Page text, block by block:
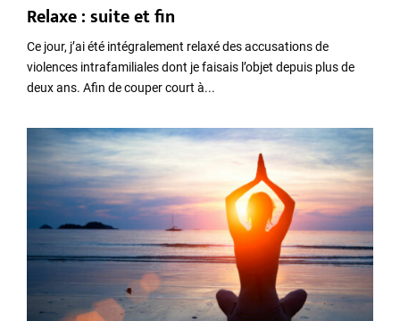
Relaxe : suite et fin
Ce jour, j’ai été intégralement relaxé des accusations de
violences intrafamiliales dont je faisais l’objet depuis plus de
deux ans. Afin de couper court à...